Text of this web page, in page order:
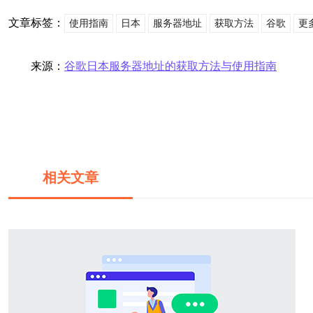
文章标签： 使用指南 日本 服务器地址 获取方法 谷歌 更
来源： 谷歌日本服务器地址的获取方法与使用指南
相关文章